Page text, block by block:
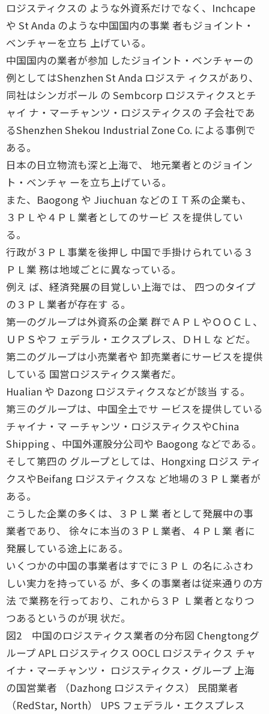
ロジスティクスの ような外資系だけでなく、Inchcape
や St Anda のような中国国内の事業 者もジョイント・
ベンチャーを立ち 上げている。
中国国内の業者が参加 したジョイント・ベンチャーの
例としてはShenzhen St Anda ロジステ ィクスがあり、
同社はシンガポール の Sembcorp ロジスティクスとチ
ャイ ナ・マーチャンツ・ロジスティクスの 子会社であ
るShenzhen Shekou Industrial Zone Co. による事例で
ある。
日本の日立物流も深と上海で、 地元業者とのジョイン
ト・ベンチャ ーを立ち上げている。
また、Baogong や Jiuchuan などのＩＴ系の企業も、
３ＰＬや４ＰＬ業者としてのサービ スを提供してい
る。
行政が３ＰＬ事業を後押し 中国で手掛けられている３
ＰＬ業 務は地域ごとに異なっている。
例え ば、経済発展の目覚しい上海では、 四つのタイプ
の３ＰＬ業者が存在す る。
第一のグループは外資系の企業 群でＡＰＬやＯＯＣＬ、
ＵＰＳやフ ェデラル・エクスプレス、ＤＨＬな どだ。
第二のグループは小売業者や 卸売業者にサービスを提供
している 国営ロジスティクス業者だ。
Hualian や Dazong ロジスティクスなどが該当 する。
第三のグループは、中国全土でサ ービスを提供している
チャイナ・マ ーチャンツ・ロジスティクスやChina
Shipping 、中国外運股分公司や Baogong などである。
そして第四の グループとしては、Hongxing ロジス ティ
クスやBeifang ロジスティクスな ど地場の３ＰＬ業者が
ある。
こうした企業の多くは、３ＰＬ業 者として発展中の事
業者であり、 徐々に本当の３ＰＬ業者、４ＰＬ業 者に
発展している途上にある。
いくつかの中国の事業者はすでに３ＰＬ の名にふさわ
しい実力を持っている が、多くの事業者は従来通りの方
法 で業務を行っており、これから３Ｐ Ｌ業者となりつ
つあるというのが現 状だ。
図2 中国のロジスティクス業者の分布図 Chengtongグ
ループ APL ロジスティクス OOCL ロジスティクス チャ
イナ・マーチャンツ・ ロジスティクス・グループ 上海
の国営業者 （Dazhong ロジスティクス） 民間業者
（RedStar, North） UPS フェデラル・エクスプレス